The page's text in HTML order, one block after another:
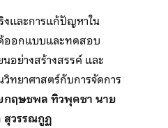
งและการแก้ปัญหาใน
ออกแบบและทดสอบ
อย่างสร้างสรรค์ และ
ทยาศาสตร์กับการจัดการ
กฤษชพล ทิวพุดซา นาย
สุวรรณกูฏ